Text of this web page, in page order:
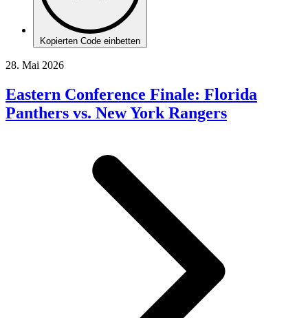
Kopierten Code einbetten
28. Mai 2026
Eastern Conference Finale: Florida
Panthers vs. New York Rangers